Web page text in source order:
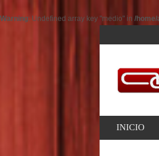
Warning: Undefined array key "medio" in /
INICIO